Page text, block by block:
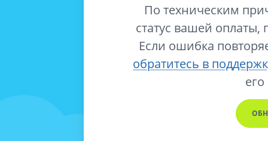
По техническим
статус вашей оплаты,
Если ошибка
обратитесь в
его